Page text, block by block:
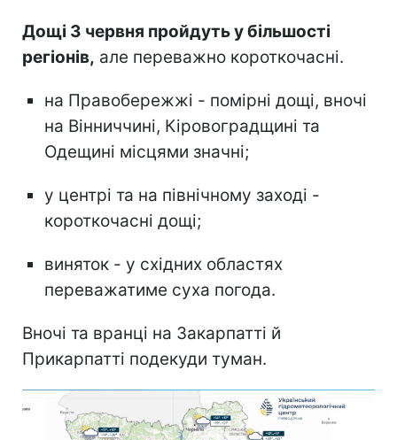
Дощі 3 червня пройдуть у більшості
регіонів, але переважно короткочасні.
на Правобережжі - помірні дощі, вночі
на Вінниччині, Кіровоградщині та
Одещині місцями значні;
у центрі та на північному заході -
короткочасні дощі;
виняток - у східних областях
переважатиме суха погода.
Вночі та вранці на Закарпатті й
Прикарпатті подекуди туман.